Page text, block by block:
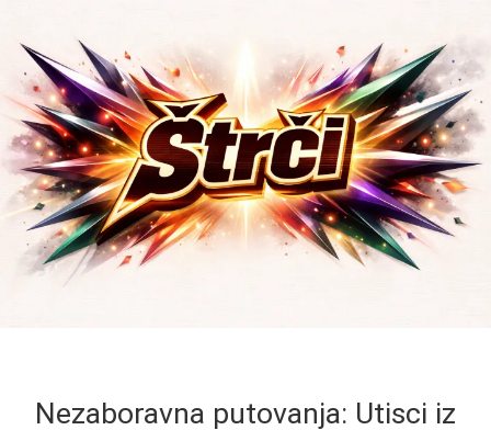
Nezaboravna putovanja: Utisci iz